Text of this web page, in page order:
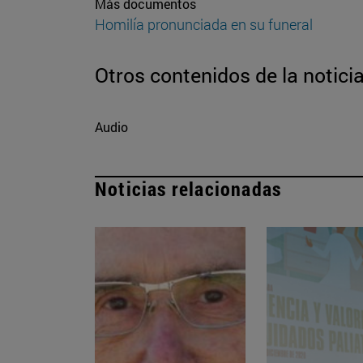
Homilía pronunciada en su funeral
Otros contenidos de la
Audio
Noticias relacionadas